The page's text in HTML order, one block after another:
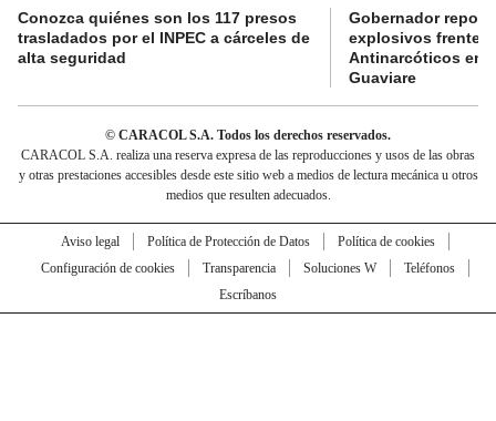
Conozca quiénes son los 117 presos
trasladados por el INPEC a cárceles de
alta seguridad
Gobernador
explosivos frente a
Antinarcóticos en
Guaviare
© CARACOL S.A. Todos los derechos reservados.
CARACOL S.A. realiza una reserva expresa de las reproducciones y usos de las obras
y otras prestaciones accesibles desde este sitio web a medios de lectura mecánica u otros
medios que resulten adecuados.
Aviso legal Política de Protección de Datos
Política de cookies
Configuración de cookies
Transparencia Soluciones W
Teléfonos
Escríbanos